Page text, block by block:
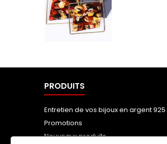
PRODUITS
Entretien de vos bijoux en argent 925
Promotions
Nouveaux produits